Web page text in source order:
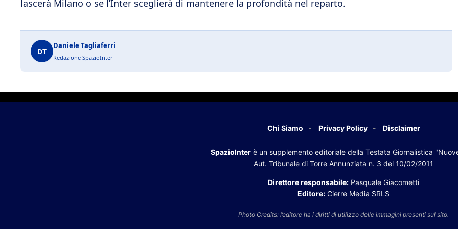
lascerà Milano o se l’Inter sceglierà di mantenere la profondità nel reparto.
DT
Daniele Tagliaferri
Redazione SpazioInter
Chi Siamo Privacy Policy Disclaimer
SpazioInterè un supplemento editoriale della Testata Giornalistica
Aut. Tribunale di Torre Annunziata n. 3 del 10/02/2011
Direttore responsabile: Pasquale Giacometti
Editore: Cierre Media SRLS
Photo Credits: l’editore ha i diritti di utilizzo delle immagini presenti sul sito.